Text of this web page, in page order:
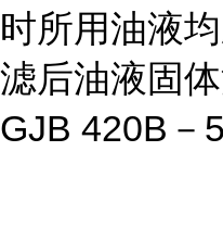
时所用油液
滤后油液固
GJB 420B－